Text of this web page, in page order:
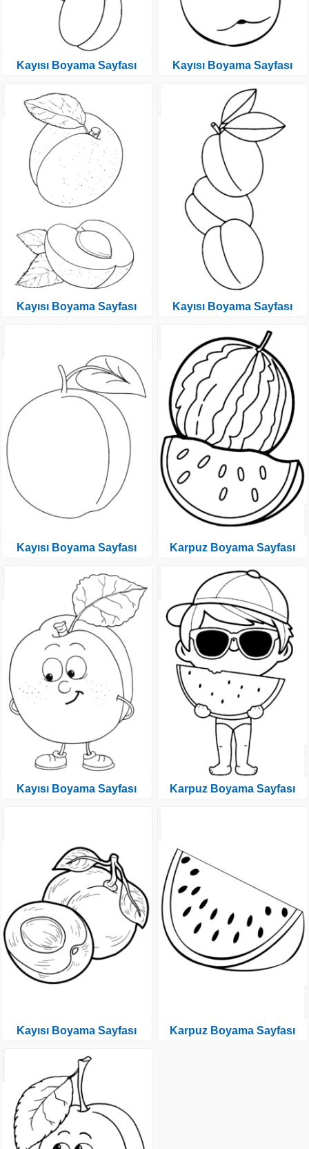
Kayısı Boyama Sayfası
Kayısı Boyama Sayfası
Kayısı Boyama Sayfası
Kayısı Boyama Sayfası
Kayısı Boyama Sayfası
Kayısı Boyama Sayfası
Kayısı Boyama Sayfası
Karpuz Boyama Sayfası
Karpuz Boyama Sayfası
Karpuz Boyama Sayfası